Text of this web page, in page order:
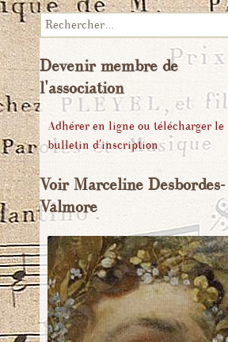
Chronologie
Voir
Entendre
Desbordes-
Bibliographie
Conseil d’administration
Infolettres
Adhésion
Nous écrire
Liens
Rechercher :
Devenir membre de
l'association
Adhérer en ligne ou télécharger le
bulletin d'inscription
Voir Marceline Desbordes-
Valmore